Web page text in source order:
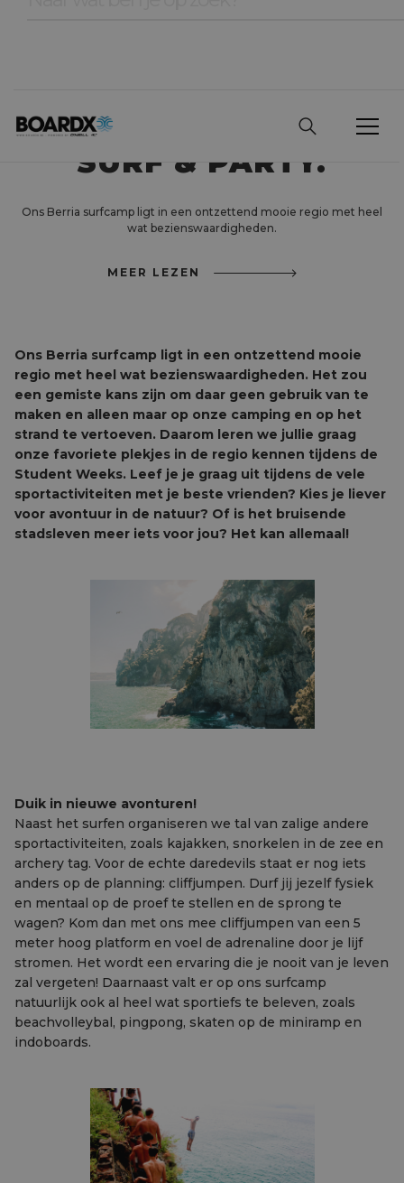
WEEKS: MEER DAN
SURF & PARTY.
Ons Berria surfcamp ligt in een ontzettend mooie regio met heel
wat bezienswaardigheden.
MEER LEZEN
Ons Berria surfcamp ligt in een ontzettend mooie
regio met heel wat bezienswaardigheden. Het zou
een gemiste kans zijn om daar geen gebruik van te
maken en alleen maar op onze camping en op het
strand te vertoeven. Daarom leren we jullie graag
onze favoriete plekjes in de regio kennen tijdens de
Student Weeks. Leef je je graag uit tijdens de vele
sportactiviteiten met je beste vrienden? Kies je liever
voor avontuur in de natuur? Of is het bruisende
stadsleven meer iets voor jou? Het kan allemaal!
Duik in nieuwe avonturen!
Naast het surfen organiseren we tal van zalige andere
sportactiviteiten, zoals kajakken, snorkelen in de zee en
archery tag. Voor de echte daredevils staat er nog iets
anders op de planning: cliffjumpen. Durf jij jezelf fysiek
en mentaal op de proef te stellen en de sprong te
wagen? Kom dan met ons mee cliffjumpen van een 5
meter hoog platform en voel de adrenaline door je lijf
stromen. Het wordt een ervaring die je nooit van je leven
zal vergeten! Daarnaast valt er op ons surfcamp
natuurlijk ook al heel wat sportiefs te beleven, zoals
beachvolleybal, pingpong, skaten op de miniramp en
indoboards.